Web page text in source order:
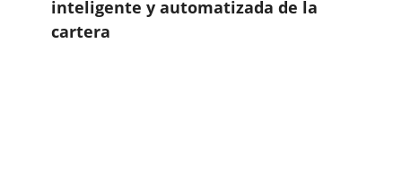
inteligente y automatizada de la
cartera